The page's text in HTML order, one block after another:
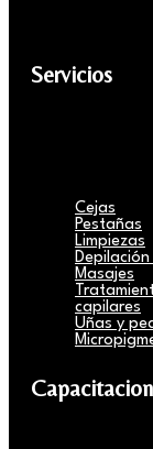
Servicios
Cejas
Pestañas
Limpiezas
Masajes
capilares
Uñas y